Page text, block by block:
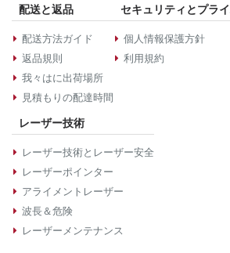
配送と返品
配送方法ガイド
返品規則
我々はに出荷場所
見積もりの配達時間
セキュリティとプラ
個人情報保護方針
利用規約
レーザー技術
レーザー技術とレーザー安全
レーザーポインター
アライメントレーザー
波長＆危険
レーザーメンテナンス